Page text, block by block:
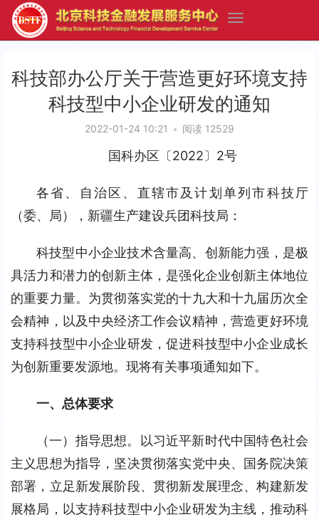
科技部办公厅关于营造更好环境支持
科技型中小企业研发的通知
2022-01-24 10:21 • 阅读 12529
国科办区〔2022〕2号
各省、自治区、直辖市及计划单列市科技厅
（委、局），新疆生产建设兵团科技局：
科技型中小企业技术含量高、创新能力强，是极
具活力和潜力的创新主体，是强化企业创新主体地位
的重要力量。为贯彻落实党的十九大和十九届历次全
会精神，以及中央经济工作会议精神，营造更好环境
支持科技型中小企业研发，促进科技型中小企业成长
为创新重要发源地。现将有关事项通知如下。
一、总体要求
（一）指导思想。以习近平新时代中国特色社会
主义思想为指导，坚决贯彻落实党中央、国务院决策
部署，立足新发展阶段、贯彻新发展理念、构建新发
展格局，以支持科技型中小企业研发为主线，推动科